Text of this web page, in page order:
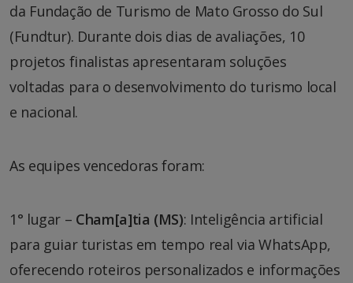
da Fundação de Turismo de Mato Grosso do Sul
(Fundtur). Durante dois dias de avaliações, 10
projetos finalistas apresentaram soluções
voltadas para o desenvolvimento do turismo local
e nacional.
As equipes vencedoras foram:
1° lugar – Cham[a]tia (MS): Inteligência artificial
para guiar turistas em tempo real via WhatsApp,
oferecendo roteiros personalizados e informações